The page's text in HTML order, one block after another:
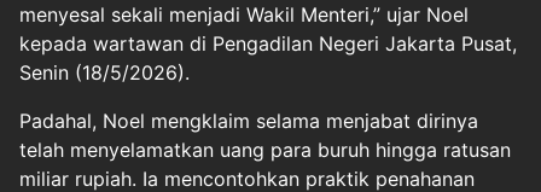
menyesal sekali menjadi Wakil Menteri,” ujar Noel
kepada wartawan di Pengadilan Negeri Jakarta Pusat,
Senin (18/5/2026).
Padahal, Noel mengklaim selama menjabat dirinya
telah menyelamatkan uang para buruh hingga ratusan
miliar rupiah. Ia mencontohkan praktik penahanan